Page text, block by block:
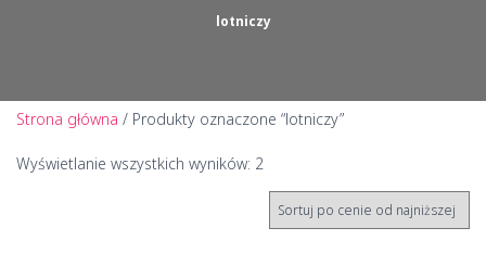
lotniczy
Strona główna / Produkty oznaczone “lotniczy”
Wyświetlanie wszystkich wyników: 2
według
ceny:
od